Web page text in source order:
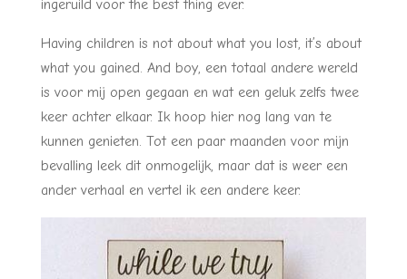
ingeruild voor the best thing ever.
Having children is not about what you lost, it’s about
what you gained. And boy, een totaal andere wereld
is voor mij open gegaan en wat een geluk zelfs twee
keer achter elkaar. Ik hoop hier nog lang van te
kunnen genieten. Tot een paar maanden voor mijn
bevalling leek dit onmogelijk, maar dat is weer een
ander verhaal en vertel ik een andere keer.